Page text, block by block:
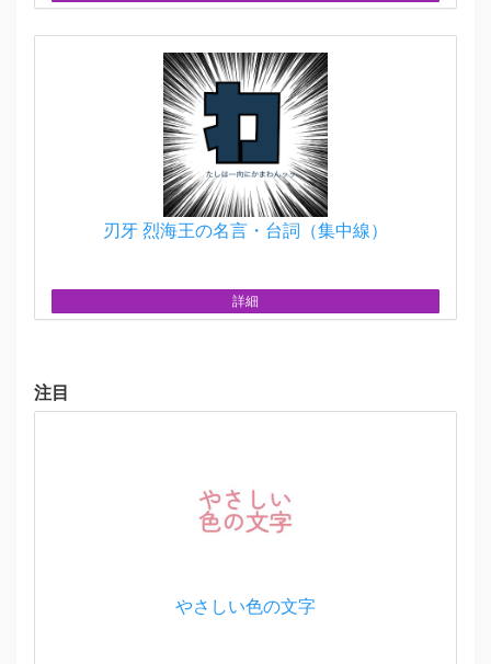
刃牙 烈海王の名言・台詞（集中線）
詳細
注目
やさしい色の文字